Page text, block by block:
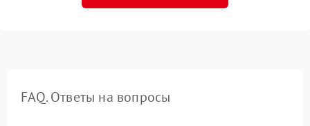
FAQ. Ответы на вопросы